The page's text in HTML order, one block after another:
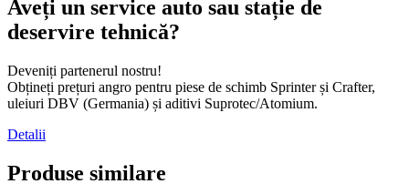
Aveți un service auto sau stație de
deservire tehnică?
Deveniți partenerul nostru!
Obțineți prețuri angro pentru piese de schimb Sprinter și Crafter,
uleiuri DBV (Germania) și aditivi Suprotec/Atomium.
Detalii
Produse similare